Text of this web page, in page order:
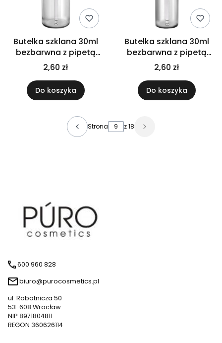
Butelka szklana 30ml
bezbarwna z pipetą
złotą białą
2,60 zł
Do koszyka
Butelka szklana 30ml
bezbarwna z pipetą
złoto czarną
2,60 zł
Do koszyka
Strona z 18
600 960 828
biuro@purocosmetics.pl
ul. Robotnicza 50
53-608 Wrocław
NIP 8971804811
REGON 360626114